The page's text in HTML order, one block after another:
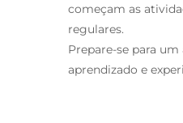
começam as
regulares.
Prepare-se para
aprendizado e